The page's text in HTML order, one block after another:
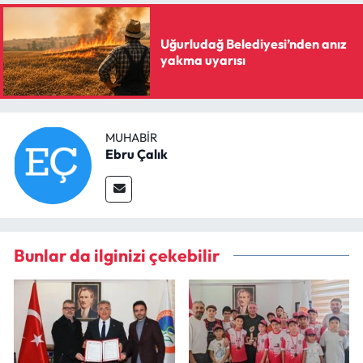
Uğurludağ Belediyesi’nden anız
yakma uyarısı
MUHABIR
Ebru Çalık
Bunlar da ilginizi çekebilir